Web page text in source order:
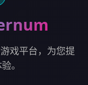
戏平台，为您提
。